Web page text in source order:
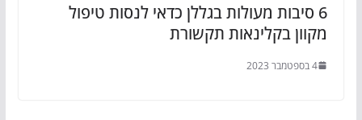
6 סיבות מעולות בגללן כדאי לנסות טיפול
מקוון בקלינאות תקשורת
4 בספטמבר 2023